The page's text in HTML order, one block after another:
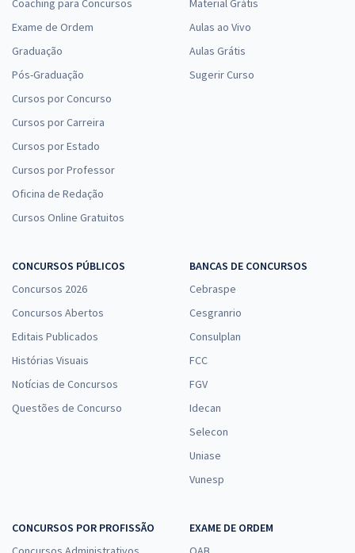
Coaching para Concursos
Exame de Ordem
Graduação
Pós-Graduação
Cursos por Concurso
Cursos por Carreira
Cursos por Estado
Cursos por Professor
Oficina de Redação
Cursos Online Gratuitos
Material Grátis
Aulas ao Vivo
Aulas Grátis
Sugerir Curso
CONCURSOS PÚBLICOS
Concursos 2026
Concursos Abertos
Editais Publicados
Histórias Visuais
Notícias de Concursos
Questões de Concurso
BANCAS DE CONCURSOS
Cebraspe
Cesgranrio
Consulplan
FCC
FGV
Idecan
Selecon
Uniase
Vunesp
CONCURSOS POR PROFISSÃO
EXAME DE ORDEM